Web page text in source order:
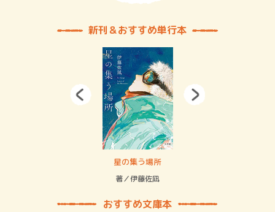
新刊＆おすすめ単行本
星の集う場所
著／伊藤佐凪
おすすめ文庫本